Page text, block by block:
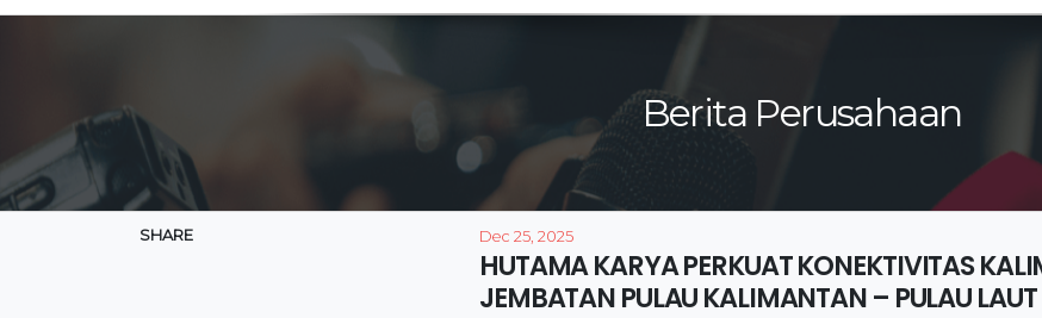
Berita Perusahaan
SHARE Dec 25, 2025
HUTAMA KARYA PERKUAT KONEKTIVITAS
JEMBATAN PULAU KALIMANTAN – PULAU LAUT